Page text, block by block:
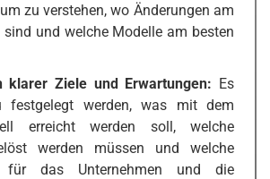
zu verstehen, wo Änderungen am
und welche Modelle am besten
klarer Ziele und Erwartungen: Es
festgelegt werden, was mit dem
erreicht werden soll, welche
werden müssen und welche
für das Unternehmen und die